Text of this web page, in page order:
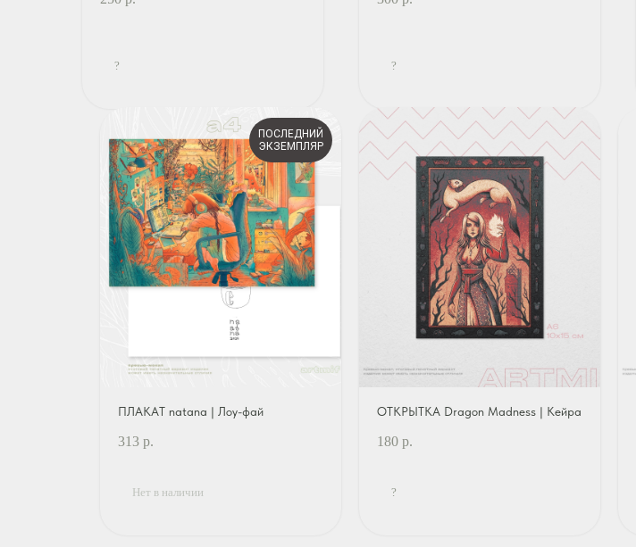
? ?
ПОСЛЕДНИЙ
ЭКЗЕМПЛЯР
ПЛАКАТ natana | Лоу-фай
313 р.
Нет в наличии
ОТКРЫТКА Dragon Madness | Кейра
180 р.
?